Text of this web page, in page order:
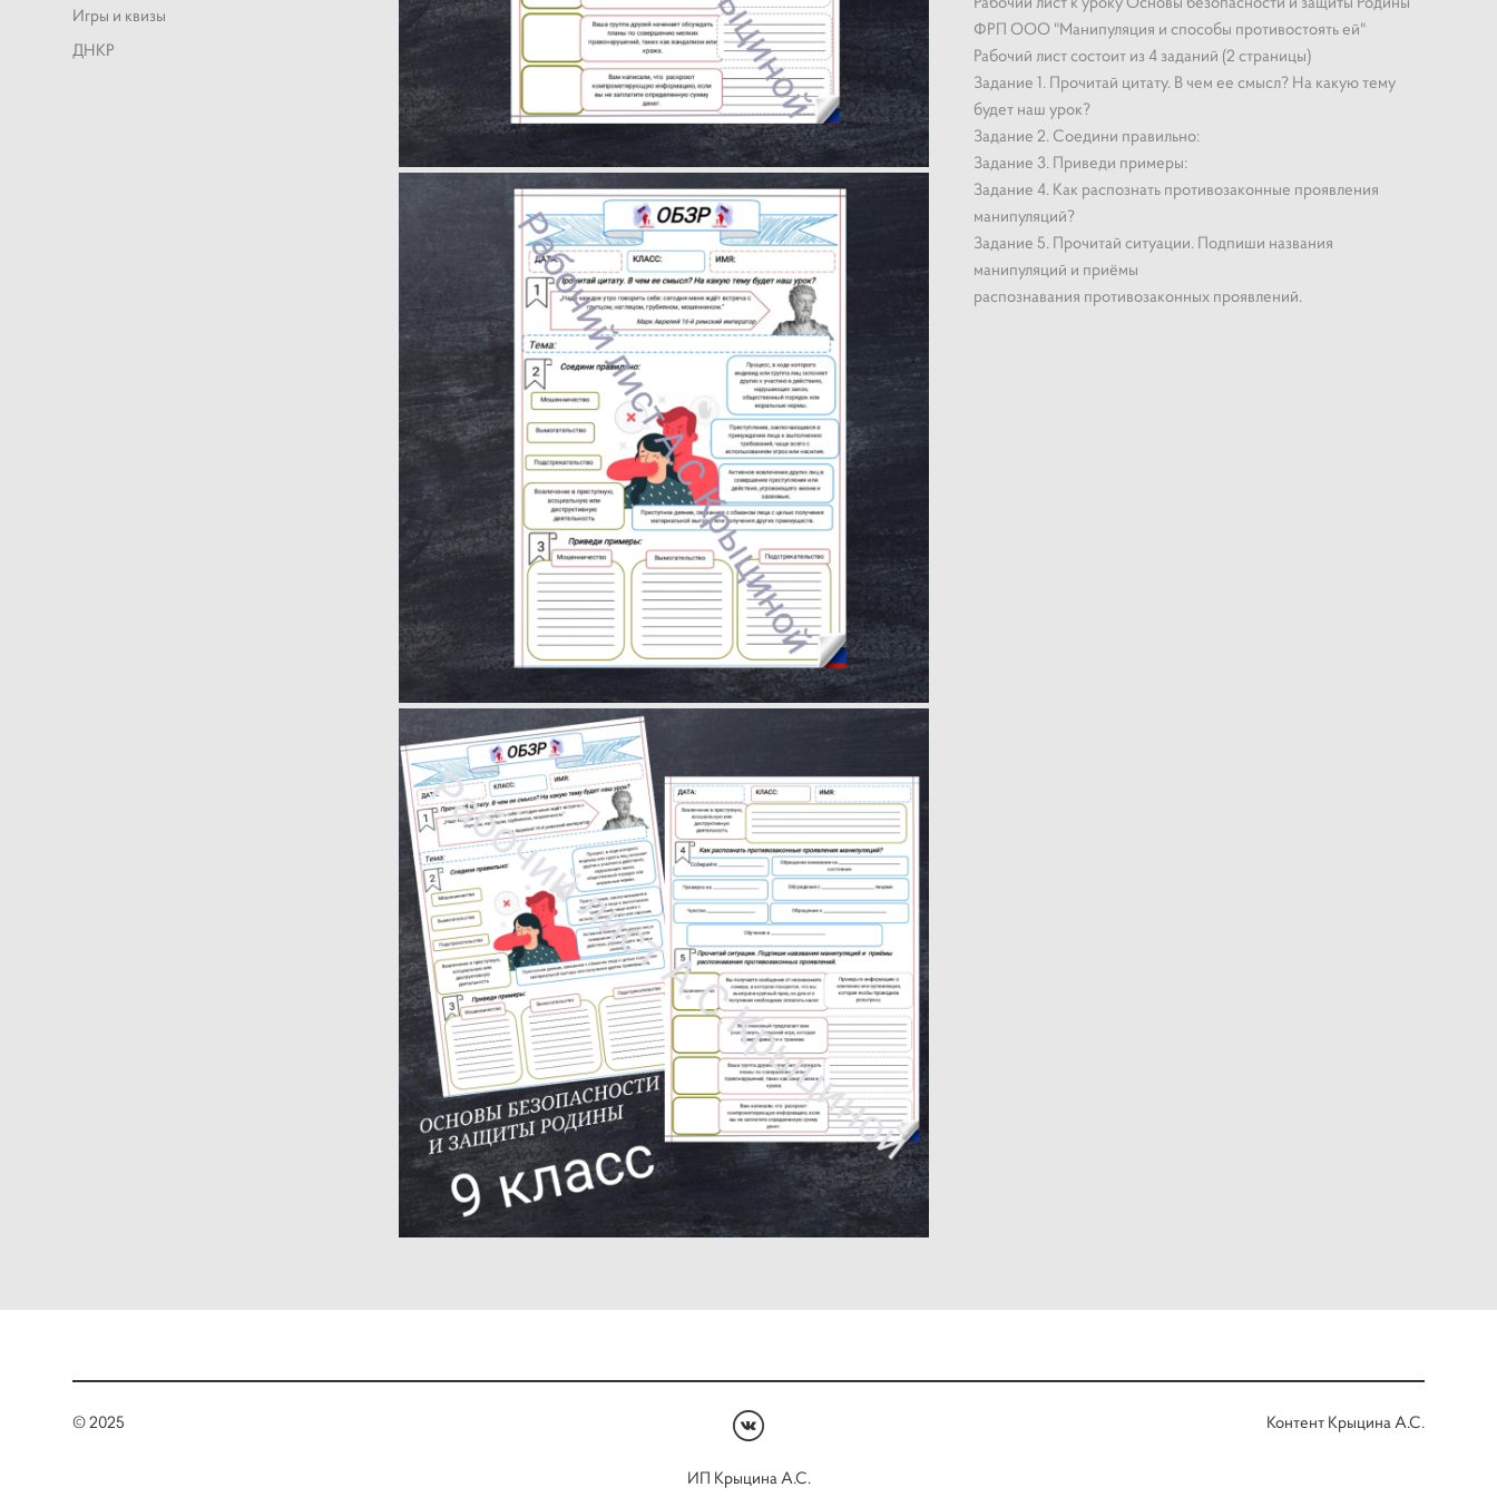
Игры и квизы
ДНКР
ФРП ООО "Манипуляция и способы противостоять ей"
Рабочий лист состоит из 4 заданий (2 страницы)
Задание 1. Прочитай цитату. В чем ее смысл? На какую тему
будет наш урок?
Задание 2. Соедини правильно:
Задание 3. Приведи примеры:
Задание 4. Как распознать противозаконные проявления
манипуляций?
Задание 5. Прочитай ситуации. Подпиши названия
манипуляций и приёмы
распознавания противозаконных проявлений.
© 2025 Контент Крыцина А.С.
ИП Крыцина А.С.